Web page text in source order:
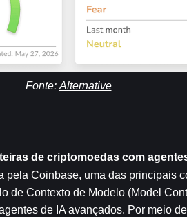
Fonte: Alternative
de criptomoedas com
Coinbase, uma das principais
de Contexto de Modelo (Model
de IA avançados. Por meio